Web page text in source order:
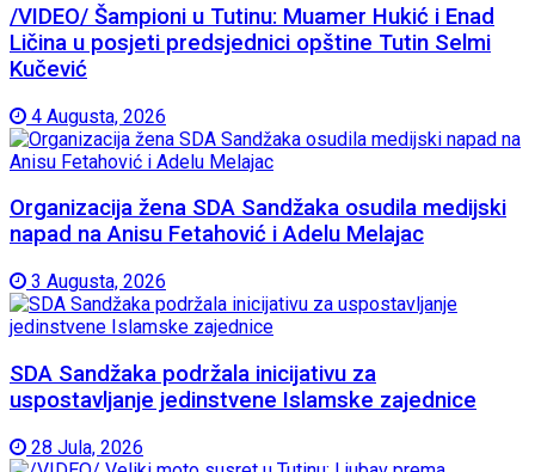
/VIDEO/ Šampioni u Tutinu: Muamer Hukić i Enad
Ličina u posjeti predsjednici opštine Tutin Selmi
Kučević
4 Augusta, 2026
Organizacija žena SDA Sandžaka osudila medijski
napad na Anisu Fetahović i Adelu Melajac
3 Augusta, 2026
SDA Sandžaka podržala inicijativu za
uspostavljanje jedinstvene Islamske zajednice
28 Jula, 2026